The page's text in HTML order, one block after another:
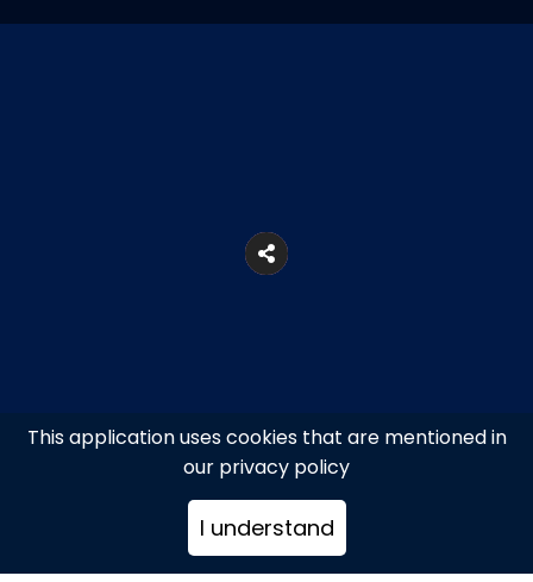
This application uses cookies that are mentioned in
our privacy policy
I understand
2286092184, 6984776354